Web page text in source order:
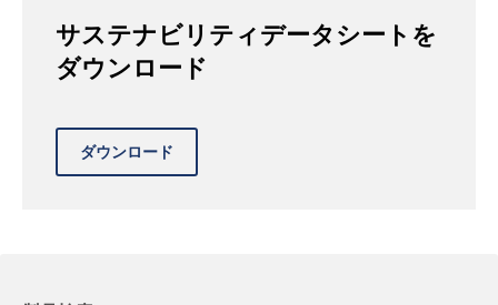
サステナビリティデータシートを
ダウンロード